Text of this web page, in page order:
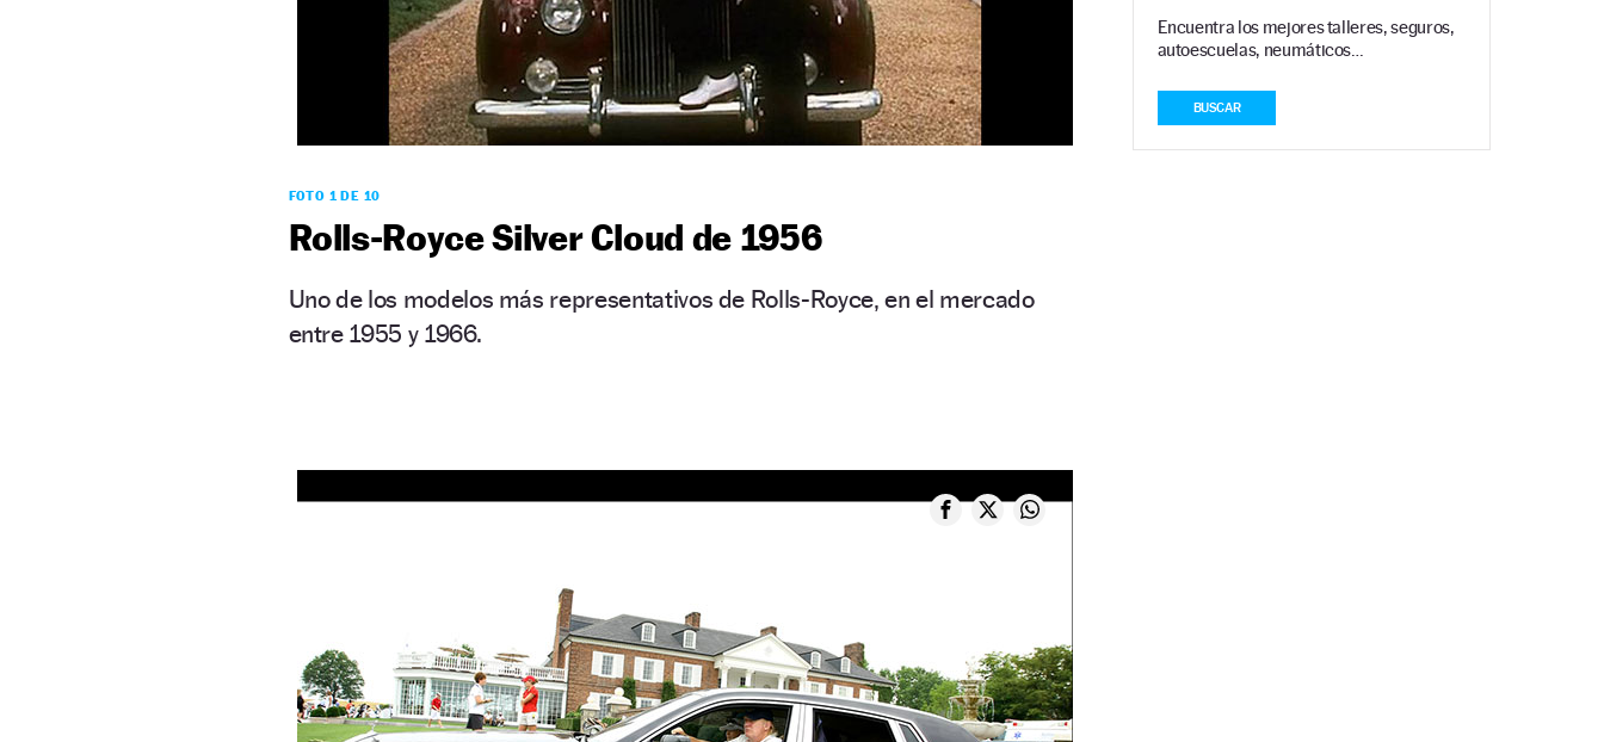
FOTO 1 DE 10
Rolls-Royce Silver Cloud de 1956
Uno de los modelos más representativos de Rolls-Royce, en el mercado
entre 1955 y 1966.
Encuentra los mejores talleres, seguros,
autoescuelas, neumáticos…
BUSCAR